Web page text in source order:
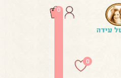
0
0